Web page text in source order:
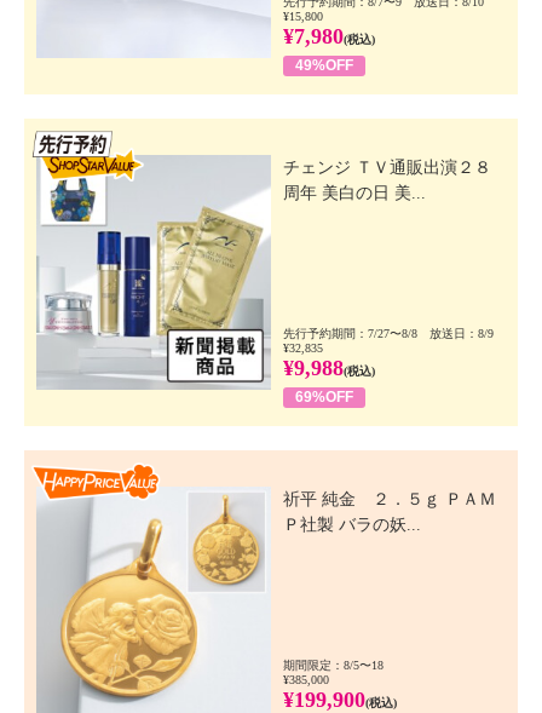
¥15,800
¥7,980(税込)
49%OFF
チェンジ ＴＶ通販出演２８
周年 美白の日 美...
先行予約期間：7/27〜8/8 放送日：8/9
¥32,835
¥9,988(税込)
69%OFF
祈平 純金 ２．５ｇ ＰＡＭ
Ｐ社製 バラの妖...
期間限定：8/5〜18
¥385,000
¥199,900(税込)